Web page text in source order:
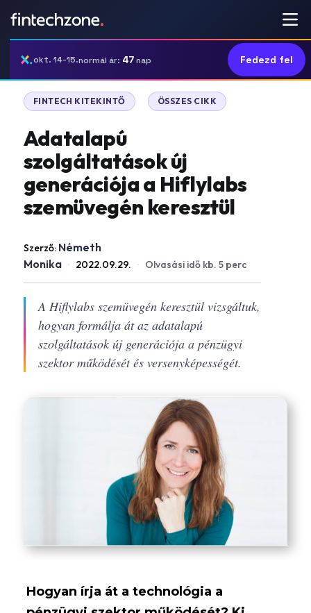
okt. 14-15.normál ár: 47nap Fedezd fel
FINTECH KITEKINTŐ ÖSSZES CIKK
Adatalapú
szolgáltatások új
generációja a Hiflylabs
szemüvegén keresztül
Szerző: Németh
Monika · 2022.09.29. · Olvasási idő kb. 5 perc
A Hiflylabs szemüvegén keresztül vizsgáltuk,
hogyan formálja át az adatalapú
szolgáltatások új generációja a pénzügyi
szektor működését és versenyképességét.
Hogyan írja át a technológia a